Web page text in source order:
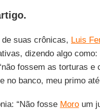
de suas crônicas, Luis
dizendo algo
fossem as torturas e
no banco, meu primo
“Não fosse Moroum